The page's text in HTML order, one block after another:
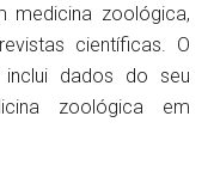
medicina zoológica,
científicas. O
dados do seu
zoológica em